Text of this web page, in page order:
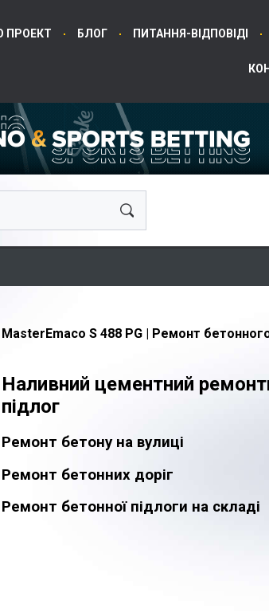
ПРОЕКТ БЛОГ ПИТАННЯ-ВІДПОВІДІ
MasterEmaco S 488 PG | Ремонт
Наливний цементний
підлог
Ремонт бетону на вулиці
Ремонт бетонних доріг
Ремонт бетонної підлоги на складі